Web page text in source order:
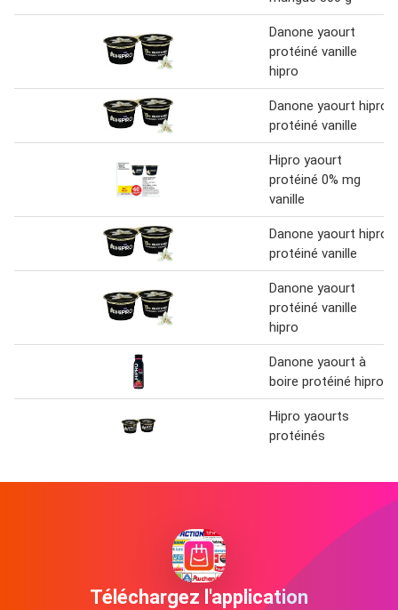
Danone yaourt
protéiné vanille
hipro
Danone yaourt hipro
protéiné vanille
Hipro yaourt
protéiné 0% mg
vanille
Danone yaourt hipro
protéiné vanille
Danone yaourt
protéiné vanille
hipro
Danone yaourt à
boire protéiné hipro
Hipro yaourts
protéinés
Téléchargez l'application